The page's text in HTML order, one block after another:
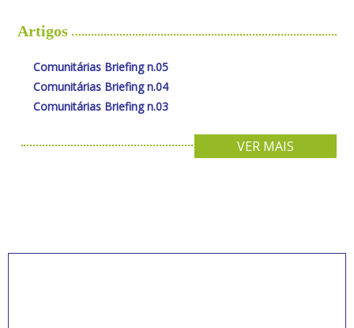
Artigos
Comunitárias Briefing n.05
Comunitárias Briefing n.04
Comunitárias Briefing n.03
VER MAIS